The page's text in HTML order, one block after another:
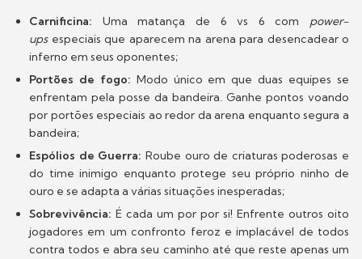
Carnificina: Uma matança de 6 vs 6 com power-
upsespeciais que aparecem na arena para desencadear o
inferno em seus oponentes;
Portões de fogo: Modo único em que duas equipes se
enfrentam pela posse da bandeira. Ganhe pontos voando
por portões especiais ao redor da arena enquanto segura a
bandeira;
Espólios de Guerra: Roube ouro de criaturas poderosas e
do time inimigo enquanto protege seu próprio ninho de
ouro e se adapta a várias situações inesperadas;
Sobrevivência: É cada um por por si! Enfrente outros oito
jogadores em um confronto feroz e implacável de todos
contra todos e abra seu caminho até que reste apenas um